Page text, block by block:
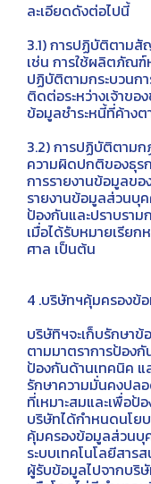
ละเอียดดังต่อไปนี้
3.1) การปฏิบัติตาม
เช่น การใช้ผลิตภัณฑ์
ปฏิบัติตามกระบวนก
ติดต่อระหว่างเจ้าขอ
ข้อมูลชำระหนี้ที่ค้า
3.2) การปฏิบัติตามก
ความผิดปกติของธุร
การรายงานข้อมูลข
รายงานข้อมูลส่วนบุ
ป้องกันและปราบรา
เมื่อได้รับหมายเรีย
ศาล เป็นต้น
4 .บริษัทฯคุ้มครองข้
บริษัทิฯจะเก็บรักษา
ตามมาตราการป้อง
ป้องกันด้านเทคนิค แ
รักษาความมั่นคงปล
ที่เหมาะสมและเพื่อ
บริษัทได้กำหนดนโย
คุ้มครองข้อมูลส่วนบุ
ระบบเทคโนโลยีสาร
ผู้รับข้อมูลไปจากบริ